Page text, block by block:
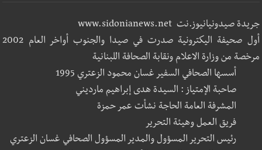
جريدة صيدونيانيوز.نت www.sidonianews.net
أول صحيفة اليكترونية صدرت في صيدا والجنوب أواخر العام 2002
مرخصة من وزارة الاعلام ونقابة الصحافة اللبنانية
أسسها الصحافي السفير غسان محمود الزعتري 1995
صاحبة الإمتياز : السيدة هدى إبراهيم مارديني
المشرفة العامة الحاجة نشأت عمر حمزة
فريق العمل وهيئة التحرير
رئيس التحرير المسؤول والمدير المسؤول الصحافي غسان الزعتري